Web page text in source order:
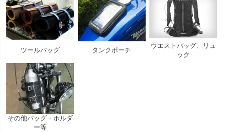
ツールバッグ タンクポーチ
ウエストバッグ、リュ
ック
その他バッグ・ホルダ
ー等